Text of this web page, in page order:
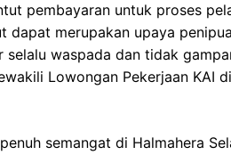
pembayaran untuk proses
dapat merupakan upaya
selalu waspada dan tidak
Lowongan Pekerjaan KAI
semangat di Halmahera